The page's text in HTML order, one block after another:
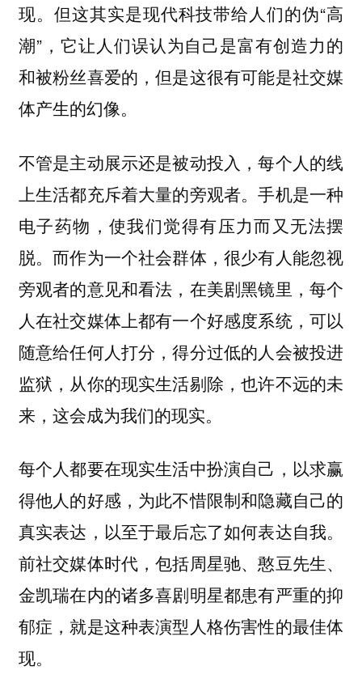
现。但这其实是现代科技带给人们的伪“高
潮”，它让人们误认为自己是富有创造力的
和被粉丝喜爱的，但是这很有可能是社交媒
体产生的幻像。
不管是主动展示还是被动投入，每个人的线
上生活都充斥着大量的旁观者。手机是一种
电子药物，使我们觉得有压力而又无法摆
脱。而作为一个社会群体，很少有人能忽视
旁观者的意见和看法，在美剧黑镜里，每个
人在社交媒体上都有一个好感度系统，可以
随意给任何人打分，得分过低的人会被投进
监狱，从你的现实生活剔除，也许不远的未
来，这会成为我们的现实。
每个人都要在现实生活中扮演自己，以求赢
得他人的好感，为此不惜限制和隐藏自己的
真实表达，以至于最后忘了如何表达自我。
前社交媒体时代，包括周星驰、憨豆先生、
金凯瑞在内的诸多喜剧明星都患有严重的抑
郁症，就是这种表演型人格伤害性的最佳体
现。